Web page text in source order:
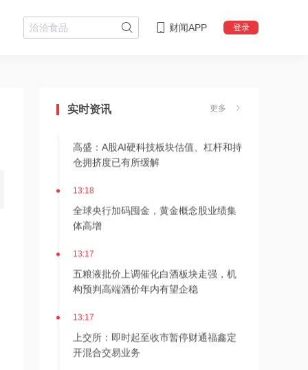
财闻APP 登录
实时资讯 更多
高盛：A股AI硬科技板块估值、杠杆和持
仓拥挤度已有所缓解
13:18
全球央行加码囤金，黄金概念股业绩集
体高增
13:17
五粮液批价上调催化白酒板块走强，机
构预判高端酒价年内有望企稳
13:17
上交所：即时起至收市暂停财通福鑫定
开混合交易业务